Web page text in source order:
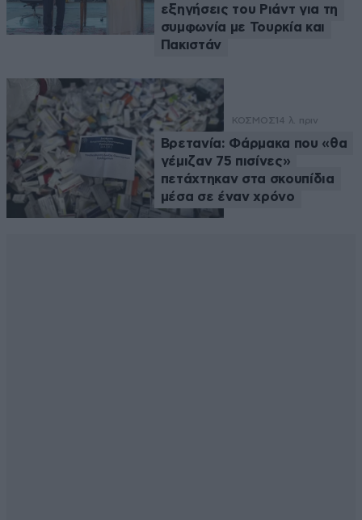
εξηγήσεις του Ριάντ για τη
συμφωνία με Τουρκία και
Πακιστάν
ΚΟΣΜΟΣ 14 λ. πριν
Βρετανία: Φάρμακα που «θα
γέμιζαν 75 πισίνες»
πετάχτηκαν στα σκουπίδια
μέσα σε έναν χρόνο